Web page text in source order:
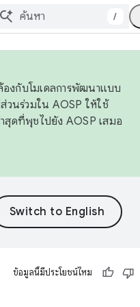
/
องกับโมเดลการพัฒนาแบบ
วนร่วมใน AOSP ให้ใช้
สุดที่พุชไปยัง AOSP เสมอ
ข้อมูลนี้มีประโยชน์ไหม